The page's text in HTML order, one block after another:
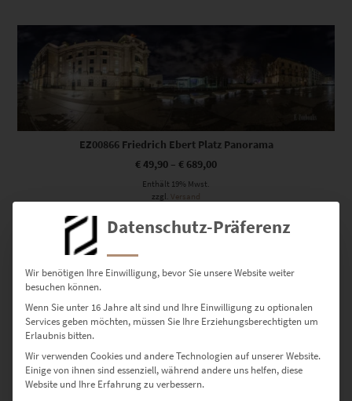
Dieses Produkt weist mehrere Varianten auf. Die Optionen können auf der Produktseite gewählt werden
EZ00866 Friedrich Ebert Platz Panorama
€49,90 – € 689,00
Enthält 19% Mwst.
zzgl. Versand
EZ00865 Berlin Brandenburger Tor Panorama
Datenschutz-Präferenz
Wir benötigen Ihre Einwilligung, bevor Sie unsere Website weiter
besuchen können.
Wenn Sie unter 16 Jahre alt sind und Ihre Einwilligung zu optionalen
Services geben möchten, müssen Sie Ihre Erziehungsberechtigten um
Erlaubnis bitten.
Wir verwenden Cookies und andere Technologien auf unserer Website.
Einige von ihnen sind essenziell, während andere uns helfen, diese
Website und Ihre Erfahrung zu verbessern.